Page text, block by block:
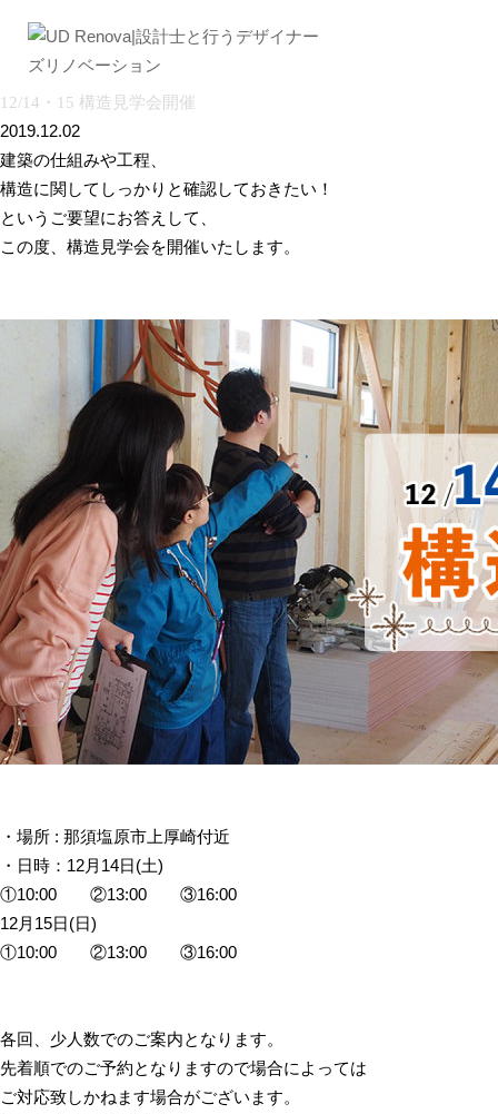
12/14・15 構造見学会開催
2019.12.02
建築の仕組みや工程、
構造に関してしっかりと確認しておきたい！
というご要望にお答えして、
この度、構造見学会を開催いたします。
・場所 : 那須塩原市上厚崎付近
・日時：12月14日(土)
①10:00 ②13:00 ③16:00
12月15日(日)
①10:00 ②13:00 ③16:00
各回、少人数でのご案内となります。
先着順でのご予約となりますので場合によっては
ご対応致しかねます場合がございます。